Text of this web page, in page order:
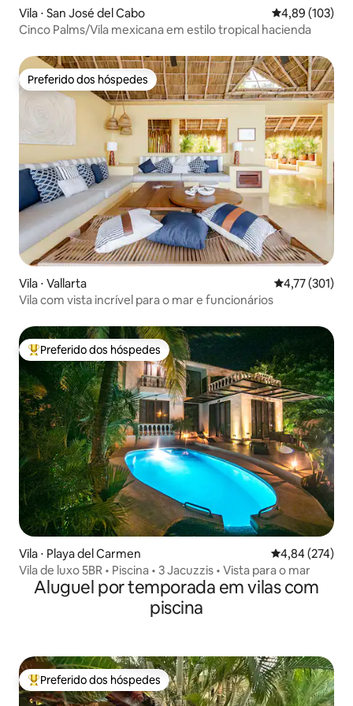
Vila ⋅ San José del Cabo 4,89 de uma
4,89 (103)
Cinco Palms/Vila mexicana em estilo tropical hacienda
Preferido dos hóspedes
Preferido dos hóspedes
Vila ⋅ Vallarta 4,77 de uma
4,77 (301)
Vila com vista incrível para o mar e funcionários
Entre os melhores preferidos dos hóspedes
Preferido dos hóspedes
Vila ⋅ Playa del Carmen 4,84 de uma
4,84 (274)
Vila de luxo 5BR • Piscina • 3 Jacuzzis • Vista para o mar
Aluguel por temporada em vilas com
piscina
Entre os melhores preferidos dos hóspedes
Preferido dos hóspedes